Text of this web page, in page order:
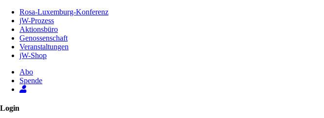
Inhalt
Seite
Rosa-Luxemburg-Konferenz
jW-Prozess
Aktionsbüro
Genossenschaft
Veranstaltungen
jW-Shop
Abo
Spende
Login